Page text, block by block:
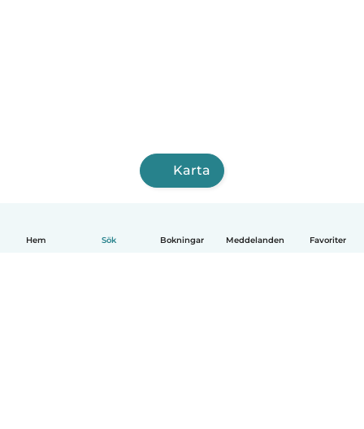
Hem Sök Bokningar Meddelanden Favoriter
Karta